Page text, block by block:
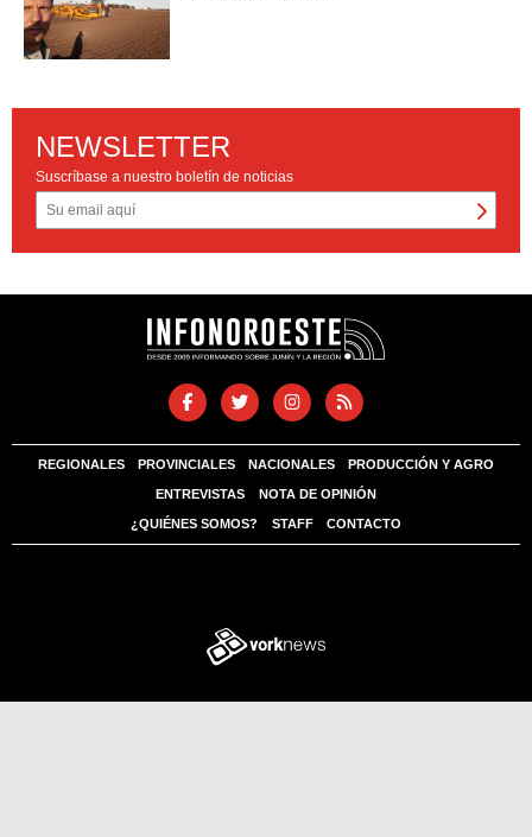
NEWSLETTER
Suscríbase a nuestro boletín de noticias
REGIONALES PROVINCIALES NACIONALES PRODUCCIÓN Y AGRO
ENTREVISTAS NOTA DE OPINIÓN
¿QUIÉNES SOMOS? STAFF CONTACTO